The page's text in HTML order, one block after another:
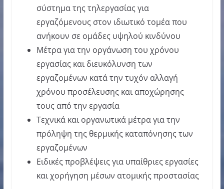
σύστημα της τηλεργασίας για
εργαζόμενους στον ιδιωτικό τομέα που
ανήκουν σε ομάδες υψηλού κινδύνου
Μέτρα για την οργάνωση του χρόνου
εργασίας και διευκόλυνση των
εργαζομένων κατά την τυχόν αλλαγή
χρόνου προσέλευσης και αποχώρησης
τους από την εργασία
Τεχνικά και οργανωτικά μέτρα για την
πρόληψη της θερμικής καταπόνησης των
εργαζομένων
Ειδικές προβλέψεις για υπαίθριες εργασίες
και χορήγηση μέσων ατομικής προστασίας